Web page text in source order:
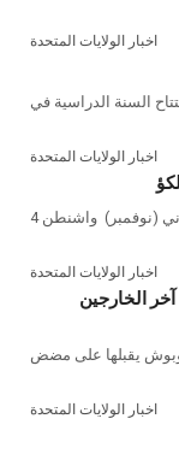
اخبار الولايات المتحدة
اخبار الولايات المتحدة
اخبار الولايات المتحدة
الخارجين
اخبار الولايات المتحدة